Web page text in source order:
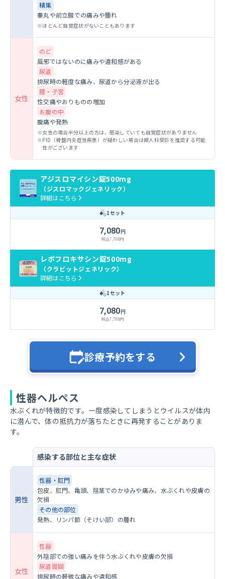
精巣
睾丸や前立腺での痛みや腫れ
ほとんど自覚症状がないこともあります
女性
のど
風邪ではないのに痛みや違和感がある
尿道
排尿時の軽度な痛み、尿道から分泌液が出る
膣・子宮
性交痛やおりものの増加
お腹の中
腹痛や発熱
女性の場合半分以上の方は、感染していても自覚症状がありません
PID（骨盤内炎症性疾患）が疑わしい場合は婦人科受診を推奨する可能
性がございます
アジスロマイシン錠500mg
（ジスロマックジェネリック）
詳細はこちら
1セット
7,080 円
税込7,788円
レボフロキサシン錠500mg
（クラビットジェネリック）
詳細はこちら
1セット
7,080 円
税込7,788円
診療予約をする
性器ヘルペス
水ぶくれが特徴的です。一度感染してしまうとウイルスが体内
に潜んで、体の抵抗力が落ちたときに再発することがありま
す。
感染する部位と主な症状
男性
性器・肛門
包皮、肛門、亀頭、陰茎でのかゆみや痛み、水ぶくれや皮膚の
欠損
その他の部位
発熱、リンパ節（そけい部）の腫れ
女性
性器
外陰部での強い痛みを伴う水ぶくれや皮膚の欠損
尿道周囲
排尿時の軽微な痛みや違和感